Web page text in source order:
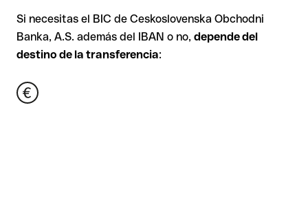
Si necesitas el BIC de Ceskoslovenska Obchodni
Banka, A.S. además del IBAN o no, depende del
destino de la transferencia: